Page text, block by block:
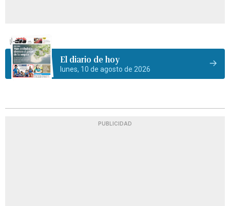
El diario de hoy
lunes, 10 de agosto de 2026
PUBLICIDAD